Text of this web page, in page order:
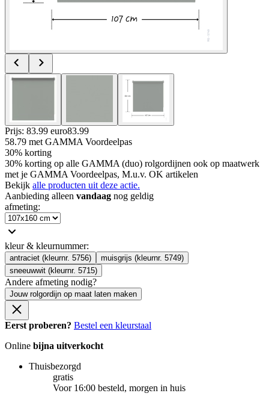
Prijs: 83.99 euro83.99
58.79 met GAMMA Voordeelpas
30% korting
30% korting op alle GAMMA (duo) rolgordijnen ook op maatwerk
met je GAMMA Voordeelpas, M.u.v. OK artikelen
Bekijk alle producten uit deze actie.
Aanbieding alleen vandaag nog geldig
afmeting:
kleur & kleurnummer:
antraciet (kleurnr. 5756)
muisgrijs (kleurnr. 5749)
sneeuwwit (kleurnr. 5715)
Andere afmeting nodig?
Jouw rolgordijn op maat laten maken
Eerst proberen? Bestel een kleurstaal
Online bijna uitverkocht
Thuisbezorgd
gratis
Voor 16:00 besteld, morgen in huis